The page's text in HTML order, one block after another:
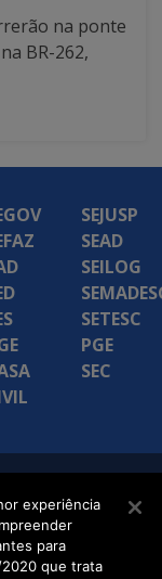
na ponte
BR-262,
SEJUSP
SEAD
SEILOG
SETESC
PGE
SEC
experiência
para
que trata